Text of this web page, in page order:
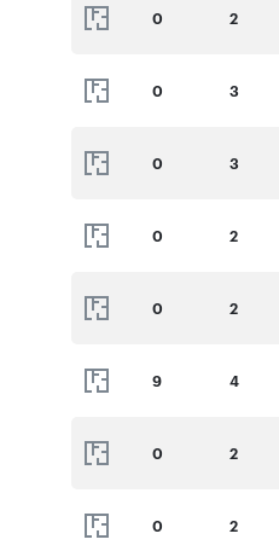
0 2
0 3
0 3
0 2
0 2
9 4
0 2
0 2